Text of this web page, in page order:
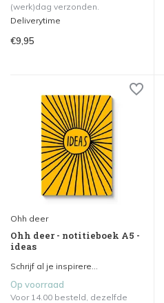
(werk)dag verzonden.
Deliverytime
€9,95
Ohh deer
Ohh deer - notitieboek A5 -
ideas
Schrijf al je inspirere...
Op voorraad
Voor 14.00 besteld, dezelfde